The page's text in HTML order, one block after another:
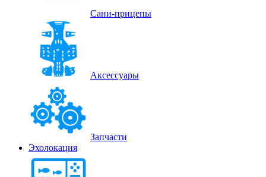
Сани-прицепы
Аксессуары
Запчасти
Эхолокация